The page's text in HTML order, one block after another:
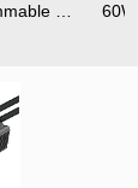
30W Dimmable LED Drivers for Cabinet Lighting